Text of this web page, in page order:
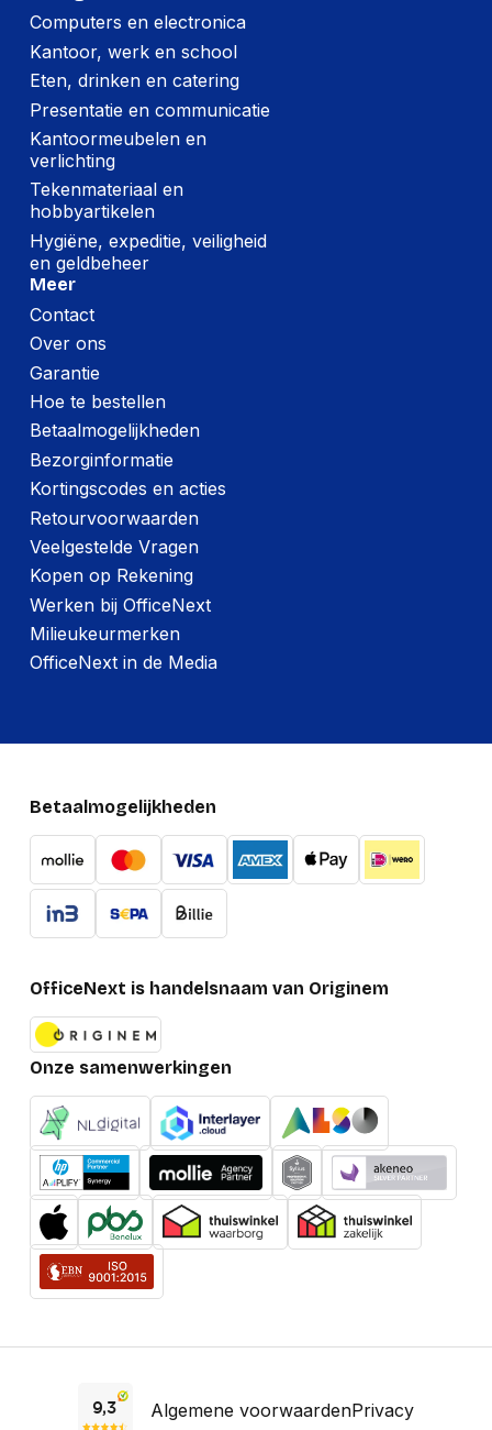
Hoeveelheid:
5 stuks
Breedte:
85 millimeter
Hoogte:
70 millimeter
Lengte:
Gewicht:
Computers en electronica
Kantoor, werk en school
Eten, drinken en catering
Presentatie en communicatie
Kantoormeubelen en
verlichting
Tekenmateriaal en
hobbyartikelen
Hygiëne, expeditie, veiligheid
en geldbeheer
Meer
Contact
Over ons
Garantie
Hoe te bestellen
Betaalmogelijkheden
Bezorginformatie
Kortingscodes en acties
Retourvoorwaarden
Veelgestelde Vragen
Kopen op Rekening
Werken bij OfficeNext
Milieukeurmerken
OfficeNext in de Media
Betaalmogelijkheden
OfficeNext is handelsnaam van Originem
Onze samenwerkingen
Algemene voorwaardenPrivacy